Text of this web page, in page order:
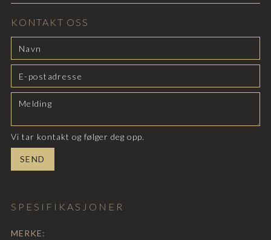
KONTAKT OSS
Vi tar kontakt og følger deg opp.
SPESIFIKASJONER
MERKE: